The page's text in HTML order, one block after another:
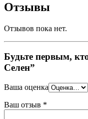
Отзывы
Отзывов пока нет.
Будьте первым,
Селен”
Ваша оценка
Ваш отзыв *